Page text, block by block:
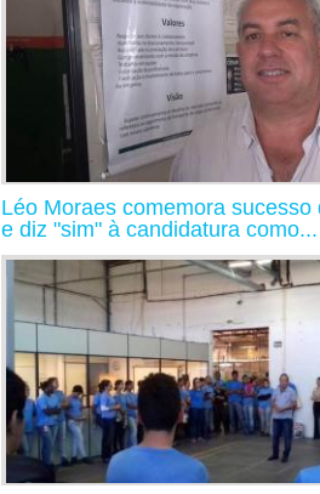
Léo Moraes comemora sucesso
e diz "sim" à candidatura como...